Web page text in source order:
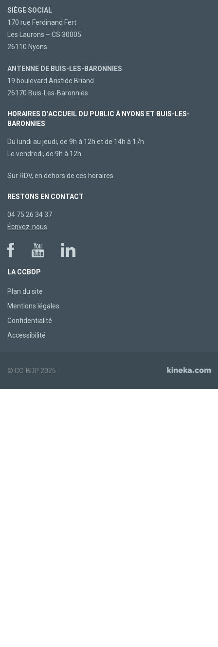
SIÈGE SOCIAL
170 rue Ferdinand Fert
Les Laurons – CS 30005
26110 Nyons
ANTENNE DE BUIS-LES-BARONNIES
19 boulevard Aristide Briand
26170 Buis-Les-Baronnies
HORAIRES D’ACCUEIL DU PUBLIC À NYONS ET BUIS-LES-
BARONNIES
Du lundi au jeudi, de 9h à 12h et de 14h à 17h
Le vendredi, de 9h à 12h
Sur RDV, en dehors de ces horaires.
RESTONS EN CONTACT
04 75 26 34 37
Écrivez-nous
LA CCBDP
Plan du site
Mentions légales
Confidentialité
Accessibilité
© CC-BDP 2025